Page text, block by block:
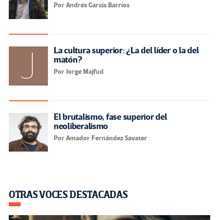
Por Andrés García Barrios
La cultura superior: ¿La del líder o la del
matón?
Por Jorge Majfud
El brutalismo, fase superior del
neoliberalismo
Por Amador Fernández Savater
OTRAS VOCES DESTACADAS